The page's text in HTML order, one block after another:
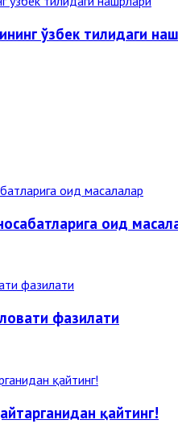
ўзбек тилидаги
оид
фазилати
қайтинг!